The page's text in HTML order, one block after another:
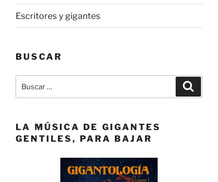
Escritores y gigantes
BUSCAR
Buscar
LA MÚSICA DE GIGANTES
GENTILES, PARA BAJAR